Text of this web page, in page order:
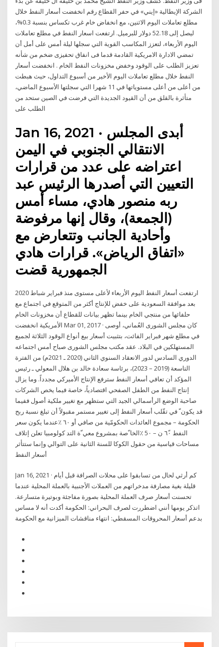
الشركة الإيطالية «إيني» في حفر القطاع رقم انخفضت أسعار النفط خلال
مطلع تعاملات اليوم الاثنين، مع انخفاض خام غرب تكساس بنسبة 0.3%،
ليصل إلى 52.18 دولار للبرميل. ارتفعت اسعار النفط في مطلع تعاملات
اليوم الأربعاء، لتعزز المكاسب القوية التي سجلها ليلة أمس على أمل أن
تمضي الادارة الامريكية القادمة قدما فى انفاق تحفيزى ضخم من شأنه
تعزيز الطلب على الوقود وخفض مخزونات النفط الخام . انخفضت أسعار
النفط خلال مطلع تعاملات اليوم الأخير من أسبوع التداول، حيث هبطت
من أعلى من أعلى مستوياتها في 11 شهرا التي سجلتها الأسبوع الماضي،
متأثرة بالقلق من أن القيود الجديدة التي فرضت في الصين ستحد من
الطلب على
Jan 16, 2021 · أبدى المجلس
الانتقالي الجنوبي في اليمن
اعتراضه على عدد من قرارات
التعيين التي أصدرها الرئيس عبد
ربه منصور هادي، مساء أمس
(الجمعة)، وقال إنها مرفوضة
وأحادية الجانب وتتعارض مع
«اتفاق الرياض». قرارات هادي
الجمهورية قضت
ارتفعت أسعار النفط اليوم الأربعاء لأعلى مستوى منذ فبراير شباط 2020
بعد موافقة السعودية على خفض للإنتاج أكثر من المتوقع في اجتماع مع
حلفائها من منتجي الخام بينما تظهر بيانات للقطاع أن مخزونات الخام
الأمريكية انخفضت Mar 01, 2017 · كان مجلس الشورى العُماني، أوصى
في مطلع شهر فبراير الفائت، بتثبيت أسعار بيع أنواع الوقود الثلاثة لجميع
المستهلكين في البلاد. عقد مكتب مجلس الشورى صباح أمس اجتماعه
الدوري السادس لدور الانعقاد السنوي الثاني (2020 ـ 2021م) من الفترة
التاسعة (2019 – 2023)، برئاسة سعادة خالد بن هلال المعولي ـ رئيس
المؤكد أن تعافي أسعار النفط سترفع الإنتاج الأميركي مجدداً. وما يزال
إنتاج النفط من الطفل الصفحي اقتصادياً، خاصة فيما يخص الشركات
صاحبة الوضع الرأسمالي الجيد التي ستظهر مع تغيير ملكية أصول ففيما
قد يكون ّ في تقّلب أسعار النفط إلى تغيير مستمر مقبولاً أن تبلغ نسبة ربح
الحكومة – مجموع العائدات الحكومّية من صافي أو ٦٠ ٪عندما يكون سعر
النفط ٦٠ّ ن – 5٠ ٪الخا ّصة بمشروع معي ّة التد كولومبيا تعلن إتلاف
مساحات قياسية من حقول الكوكا للسنة الثانية على التوالي وإنما ستتأثر
أسعار النفط
Jan 16, 2021 · كم أرثي لحال من تسابقوا على محلات الصرافة قبل أيام
قليلة بغية مصارفة مدخراتهم من العملات الأجنبية بالعملة المحلية عندما
تحسنت أسعار صرف العملة المحلية بصورة مفاجئة وبوتيرة متسارعة.
اتذكر يومها أنني اضطررت لصرف البحراني: الحكومة أكدت أنه لا مساس
بدعم أسعار المحروقات المسقطي: انتهاء مناقشات الميزانية مع الحكومة